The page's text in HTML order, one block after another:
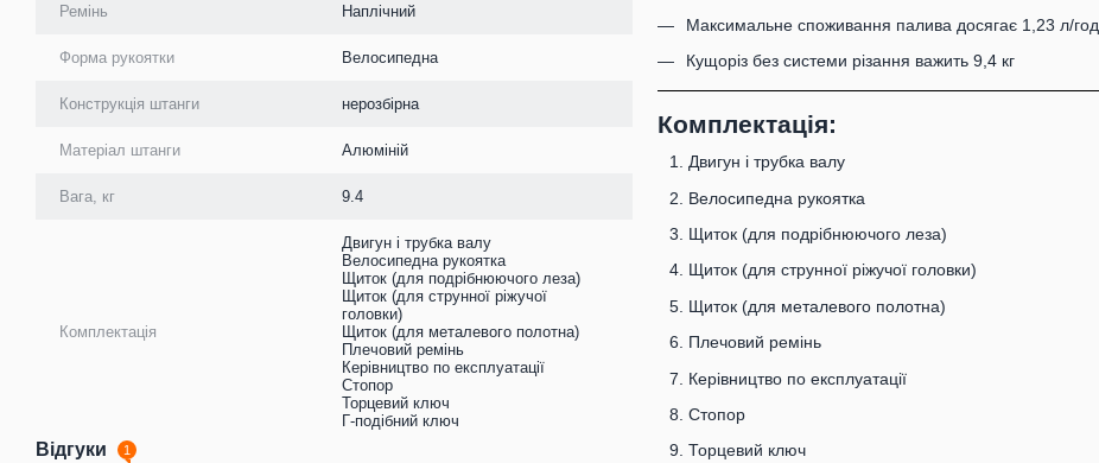
Ремінь Наплічний
Форма рукоятки Велосипедна
Конструкція штанги нерозбірна
Матеріал штанги Алюміній
Вага, кг 9.4
Комплектація
Двигун і трубка валу
Велосипедна рукоятка
Щиток (для подрібнюючого леза)
Щиток (для струнної ріжучої
головки)
Щиток (для металевого полотна)
Плечовий ремінь
Керівництво по експлуатації
Стопор
Торцевий ключ
Г-подібний ключ
Відгуки 1
Максимальне споживання палива досягає 1,23 л/год.
Кущоріз без системи різання важить 9,4 кг
Комплектація:
Двигун і трубка валу
Велосипедна рукоятка
Щиток (для подрібнюючого леза)
Щиток (для струнної ріжучої головки)
Щиток (для металевого полотна)
Плечовий ремінь
Керівництво по експлуатації
Стопор
Торцевий ключ